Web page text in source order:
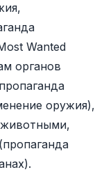
Wanted
органов
оружия),